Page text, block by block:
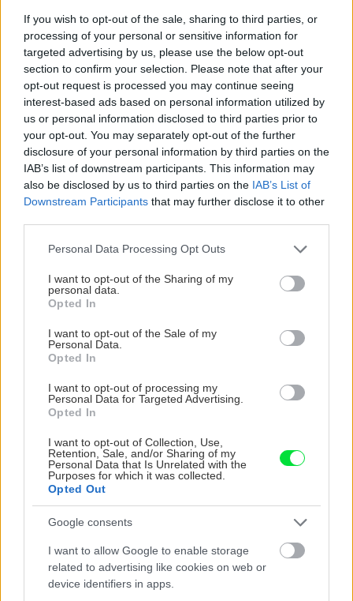
If you wish to opt-out of the sale, sharing to third parties, or
processing of your personal or sensitive information for
targeted advertising by us, please use the below opt-out
section to confirm your selection. Please note that after your
opt-out request is processed you may continue seeing
interest-based ads based on personal information utilized by
us or personal information disclosed to third parties prior to
your opt-out. You may separately opt-out of the further
disclosure of your personal information by third parties on the
IAB’s list of downstream participants. This information may
also be disclosed by us to third parties on the IAB’s List of
Downstream Participants that may further disclose it to other
Please note that this website/app uses one or more Google
not limited to your visit or usage behaviour. You may click to
grant or deny consent to Google and its third-party tags to
use your data for below specified purposes in below Google
consent section.
Personal Data Processing Opt Outs
I want to opt-out of the Sharing of my
personal data.
Opted In
I want to opt-out of the Sale of my
Personal Data.
Opted In
I want to opt-out of processing my
Personal Data for Targeted Advertising.
Opted In
I want to opt-out of Collection, Use,
Retention, Sale, and/or Sharing of my
Personal Data that Is Unrelated with the
Purposes for which it was collected.
Opted Out
Google consents
I want to allow Google to enable storage
related to advertising like cookies on web or
device identifiers in apps.
Trvalky, ktoré znesú
sucho a teplo? Tieto
vysaďte na miesta, na
ktoré slnko svieti celý
deň
Nemusí to byť len
levanduľa! 7 fialových
krások, ktoré rozžiaria
vašu záhradu
Môže aspirín zachrániť
ochabnuté izbové
rastliny? Pravda vás
možno prekvapí
Júlový reštart uhoriek
nakladačiek: Ako ich
kvitnutia?
CHALUPA